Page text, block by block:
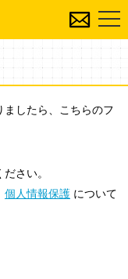
したら、こちらのフ
さい。
個人情報保護 について